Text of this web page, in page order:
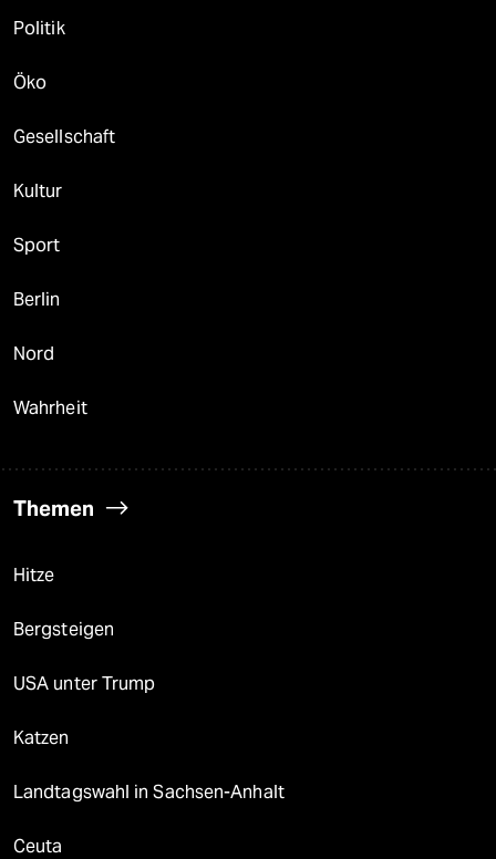
Politik
Öko
Gesellschaft
Kultur
Sport
Berlin
Nord
Wahrheit
Themen
Hitze
Bergsteigen
USA unter Trump
Katzen
Landtagswahl in Sachsen-Anhalt
Ceuta